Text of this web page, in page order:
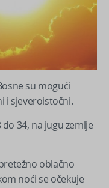
su mogući
i sjeveroistočni.
34, na jugu zemlje
oblačno
noći se očekuje